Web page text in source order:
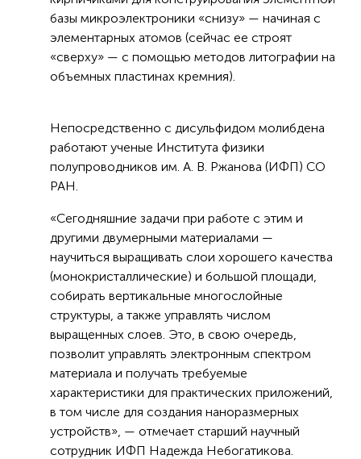
базы микроэлектроники «снизу» — начиная с
элементарных атомов (сейчас ее строят
«сверху» — с помощью методов литографии на
объемных пластинах кремния).
Непосредственно с дисульфидом молибдена
работают ученые Института физики
полупроводников им. А. В. Ржанова (ИФП) СО
РАН.
«Сегодняшние задачи при работе с этим и
другими двумерными материалами —
научиться выращивать слои хорошего качества
(монокристаллические) и большой площади,
собирать вертикальные многослойные
структуры, а также управлять числом
выращенных слоев. Это, в свою очередь,
позволит управлять электронным спектром
материала и получать требуемые
характеристики для практических приложений,
в том числе для создания наноразмерных
устройств», — отмечает старший научный
сотрудник ИФП Надежда Небогатикова.